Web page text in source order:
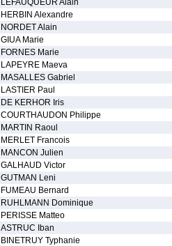
LEFAUQUEUR Alain
HERBIN Alexandre
NORDET Alain
GIUA Marie
FORNES Marie
LAPEYRE Maeva
MASALLES Gabriel
LASTIER Paul
DE KERHOR Iris
COURTHAUDON Philippe
MARTIN Raoul
MERLET Francois
MANCON Julien
GALHAUD Victor
GUTMAN Leni
FUMEAU Bernard
RUHLMANN Dominique
PERISSE Matteo
ASTRUC Iban
BINETRUY Typhanie